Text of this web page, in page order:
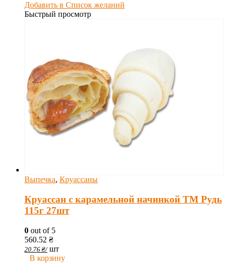
Добавить в Список желаний
Быстрый просмотр
Выпечка, Круассаны
Круассан с карамельной начинкой ТМ Рудь
115г 27шт
0 out of 5
560.52 ₴
20.76 ₴/ шт
В корзину